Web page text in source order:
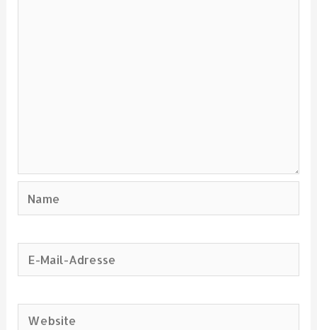
Name
E-
Mail-
Website